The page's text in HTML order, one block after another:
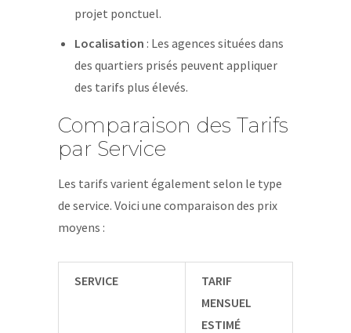
projet ponctuel.
Localisation : Les agences situées dans
des quartiers prisés peuvent appliquer
des tarifs plus élevés.
Comparaison des Tarifs
par Service
Les tarifs varient également selon le type
de service. Voici une comparaison des prix
moyens :
SERVICE
TARIF
MENSUEL
ESTIMÉ